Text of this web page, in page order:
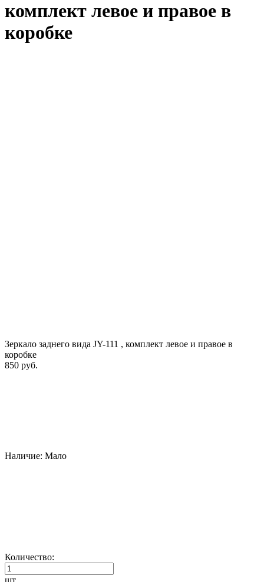
комплект левое и правое в
коробке
Зеркало заднего вида JY-111 , комплект левое и правое в
коробке
850 руб.
Наличие: Мало
Количество:
шт